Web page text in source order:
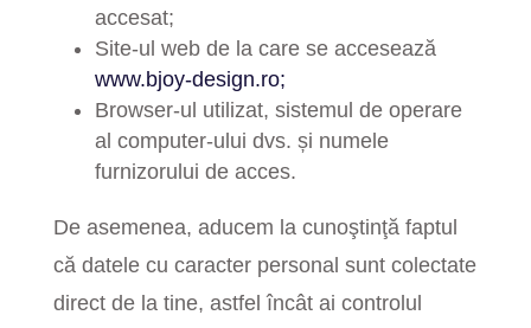
accesat;
Site-ul web de la care se accesează
www.bjoy-design.ro;
Browser-ul utilizat, sistemul de operare
al computer-ului dvs. și numele
furnizorului de acces.
De asemenea, aducem la cunoştinţă faptul
că datele cu caracter personal sunt colectate
direct de la tine, astfel încât ai controlul